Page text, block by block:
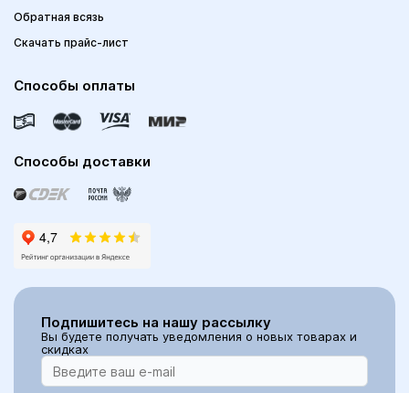
Обратная всязь
Скачать прайс-лист
Способы оплаты
Способы доставки
Подпишитесь на нашу рассылку
Вы будете получать уведомления о новых товарах и
скидках